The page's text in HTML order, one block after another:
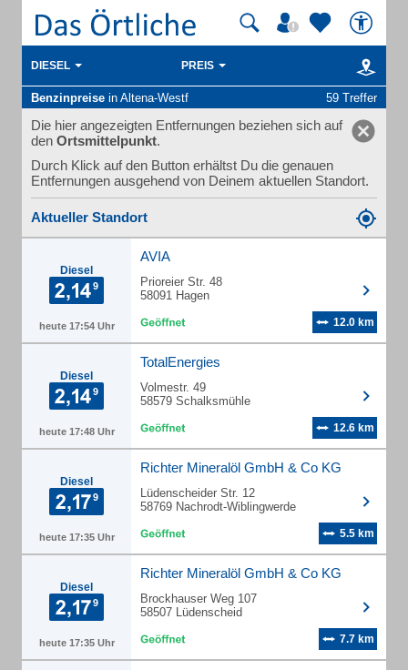
DIESEL PREIS
Benzinpreise in Altena-Westf 59 Treffer
Die hier angezeigten Entfernungen beziehen sich auf
den Ortsmittelpunkt.
Durch Klick auf den Button erhältst Du die genauen
Entfernungen ausgehend von Deinem aktuellen Standort.
Aktueller Standort
Diesel
heute 17:54 Uhr
AVIA
Prioreier Str. 48
58091 Hagen
12.0 km
Diesel
heute 17:48 Uhr
TotalEnergies
Volmestr. 49
58579 Schalksmühle
12.6 km
Diesel
heute 17:35 Uhr
Richter Mineralöl GmbH & Co KG
Lüdenscheider Str. 12
58769 Nachrodt-Wiblingwerde
5.5 km
Diesel
heute 17:35 Uhr
Richter Mineralöl GmbH & Co KG
Brockhauser Weg 107
58507 Lüdenscheid
7.7 km